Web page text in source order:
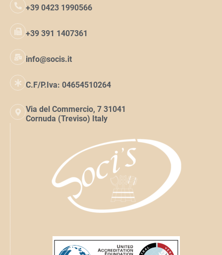
+39 0423 1990566
+39 391 1407361
info@socis.it
C.F/P.Iva: 04654510264
Via del Commercio, 7 31041
Cornuda (Treviso) Italy